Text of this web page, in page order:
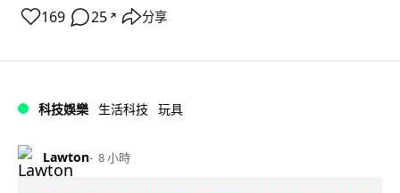
169 25 ↗ 分享
科技娛樂 生活科技 玩具
Lawton 8 小時